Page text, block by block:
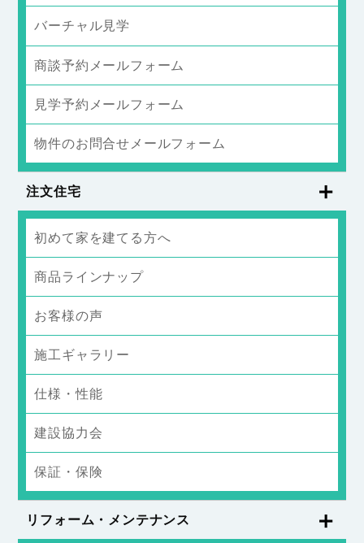
バーチャル見学
商談予約メールフォーム
見学予約メールフォーム
物件のお問合せメールフォーム
注文住宅
初めて家を建てる方へ
商品ラインナップ
お客様の声
施工ギャラリー
仕様・性能
建設協力会
保証・保険
リフォーム・メンテナンス